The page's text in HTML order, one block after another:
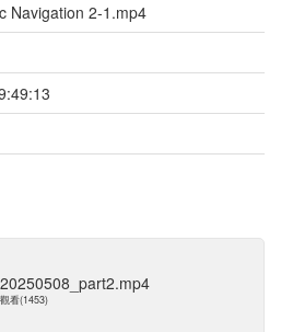
Navigation 2-1.mp4
20250508_part2.mp4
觀看(1453)